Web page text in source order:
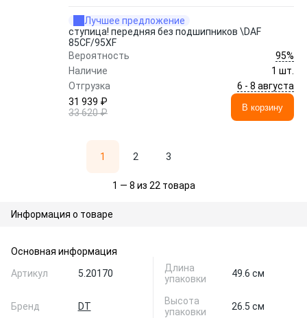
Лучшее предложение
ступица! передняя без подшипников \DAF
85CF/95XF
Вероятность
95%
Наличие
1 шт.
Отгрузка
6 - 8 августа
31 939 ₽
33 620 ₽
В корзину
1 2 3
1 — 8 из 22 товара
Информация о товаре
Основная информация
Артикул
5.20170
Бренд DT
Длина
упаковки
49.6 см
Высота
упаковки
26.5 см